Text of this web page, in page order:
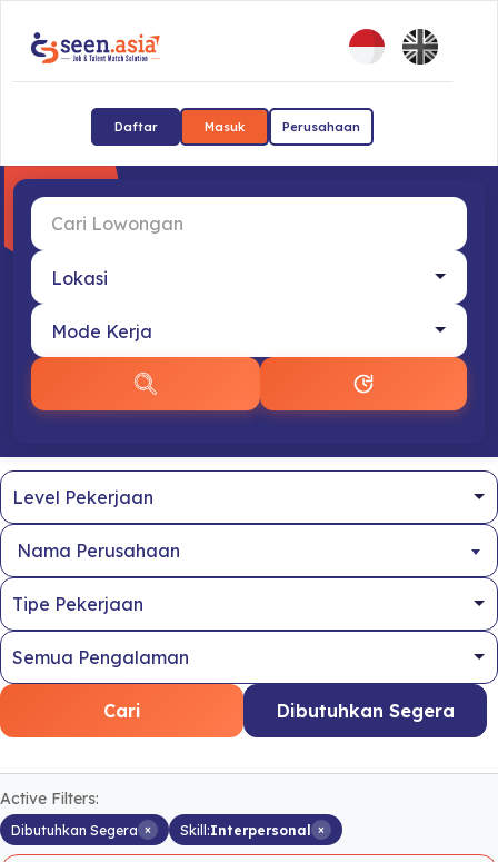
Daftar Masuk Perusahaan
Nama Perusahaan
Cari Dibutuhkan Segera
Active Filters:
Dibutuhkan Segera × Skill:Interpersonal ×